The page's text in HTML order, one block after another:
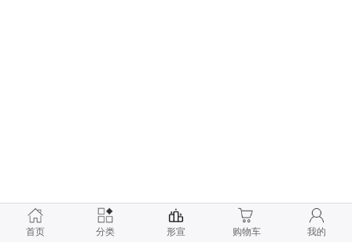
首页 分类 形宣 购物车 我的